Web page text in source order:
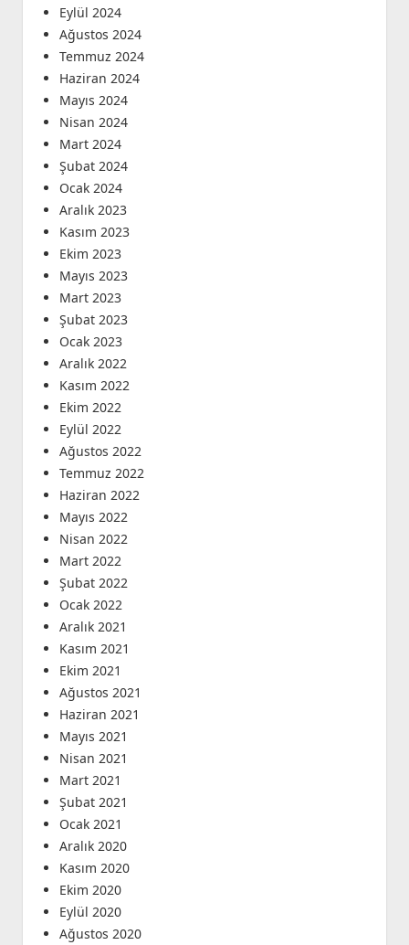
Eylül 2024
Ağustos 2024
Temmuz 2024
Haziran 2024
Mayıs 2024
Nisan 2024
Mart 2024
Şubat 2024
Ocak 2024
Aralık 2023
Kasım 2023
Ekim 2023
Mayıs 2023
Mart 2023
Şubat 2023
Ocak 2023
Aralık 2022
Kasım 2022
Ekim 2022
Eylül 2022
Ağustos 2022
Temmuz 2022
Haziran 2022
Mayıs 2022
Nisan 2022
Mart 2022
Şubat 2022
Ocak 2022
Aralık 2021
Kasım 2021
Ekim 2021
Ağustos 2021
Haziran 2021
Mayıs 2021
Nisan 2021
Mart 2021
Şubat 2021
Ocak 2021
Aralık 2020
Kasım 2020
Ekim 2020
Eylül 2020
Ağustos 2020